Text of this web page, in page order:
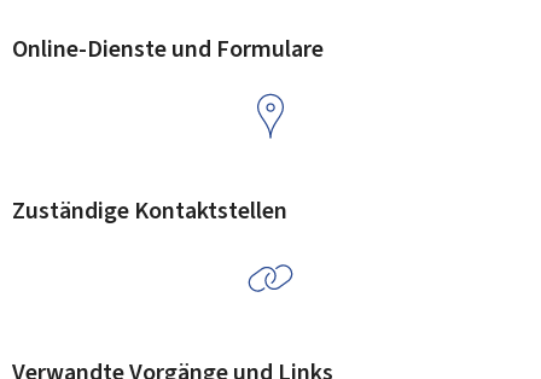
Online-Dienste und Formulare
Zuständige Kontaktstellen
Verwandte Vorgänge und Links